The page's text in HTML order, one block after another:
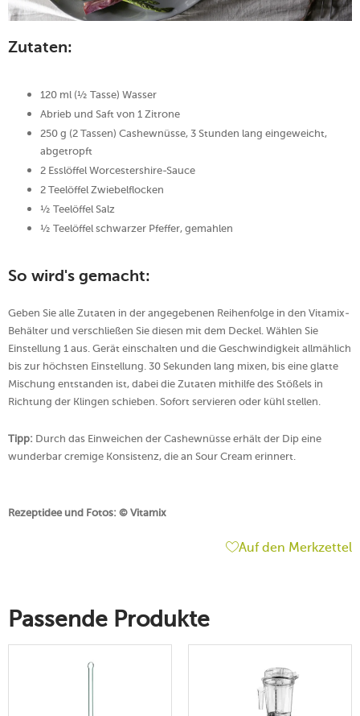
Zutaten:
120 ml (½ Tasse) Wasser
Abrieb und Saft von 1 Zitrone
250 g (2 Tassen) Cashewnüsse, 3 Stunden lang eingeweicht,
abgetropft
2 Esslöffel Worcestershire-Sauce
2 Teelöffel Zwiebelflocken
½ Teelöffel Salz
½ Teelöffel schwarzer Pfeffer, gemahlen
So wird's gemacht:
Geben Sie alle Zutaten in der angegebenen Reihenfolge in den Vitamix-
Behälter und verschließen Sie diesen mit dem Deckel. Wählen Sie
Einstellung 1 aus. Gerät einschalten und die Geschwindigkeit allmählich
bis zur höchsten Einstellung. 30 Sekunden lang mixen, bis eine glatte
Mischung entstanden ist, dabei die Zutaten mithilfe des Stößels in
Richtung der Klingen schieben. Sofort servieren oder kühl stellen.
Tipp: Durch das Einweichen der Cashewnüsse erhält der Dip eine
wunderbar cremige Konsistenz, die an Sour Cream erinnert.
Rezeptidee und Fotos: © Vitamix
Auf den Merkzettel
Passende Produkte